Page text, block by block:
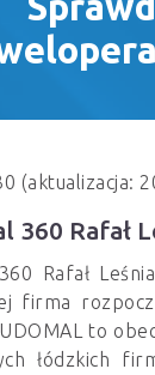
(aktualizacja:
360 Rafał
Rafał
firma
to
łódzkich